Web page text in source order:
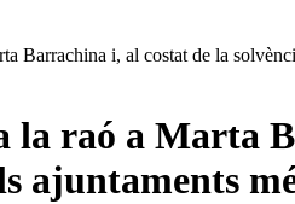
Barrachina i, al costat de la
raó a Marta
ajuntaments